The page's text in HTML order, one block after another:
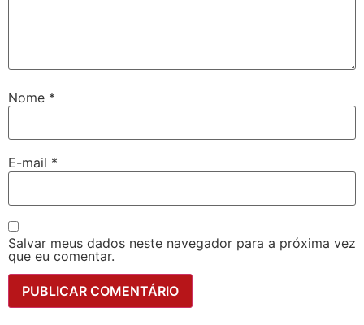
Nome *
E-mail *
Salvar meus dados neste navegador para a próxima vez
que eu comentar.